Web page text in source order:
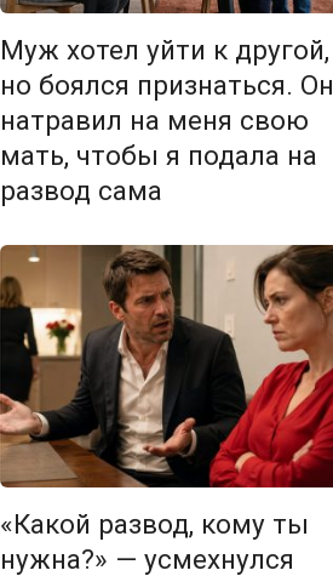
Муж хотел уйти к другой,
но боялся признаться. Он
натравил на меня свою
мать, чтобы я подала на
развод сама
«Какой развод, кому ты
нужна?» — усмехнулся